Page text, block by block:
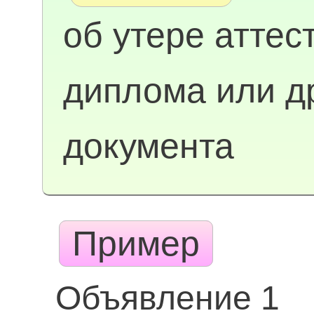
об утере
диплома или
документа
Пример
Объявление 1